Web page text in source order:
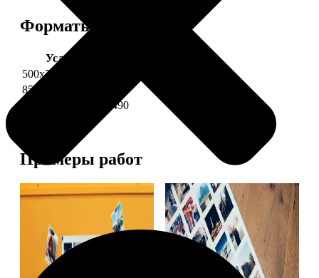
Форматы и цены
Услуга
500х700 глянец
850х600 глянец
5490
Примеры работ